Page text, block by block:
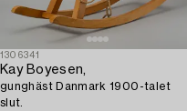
1306341
Kay Boyesen,
gunghäst Danmark 1900-talet
slut.